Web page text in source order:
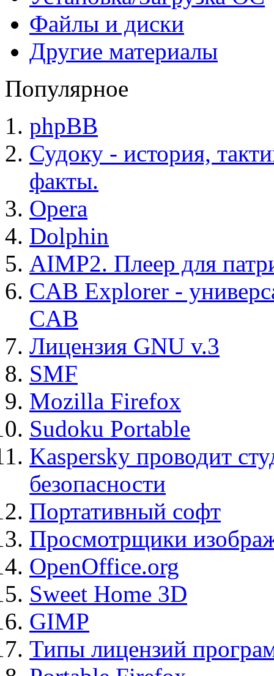
Файлы и диски
Другие материалы
Популярное
phpBB
Судоку - история,
факты.
Opera
Dolphin
AIMP2. Плеер для
CAB Explorer -
CAB
Лицензия GNU v.3
SMF
Mozilla Firefox
Sudoku Portable
Kaspersky проводит
безопасности
Портативный софт
Просмотрщики
OpenOffice.org
Sweet Home 3D
GIMP
Типы лицензий